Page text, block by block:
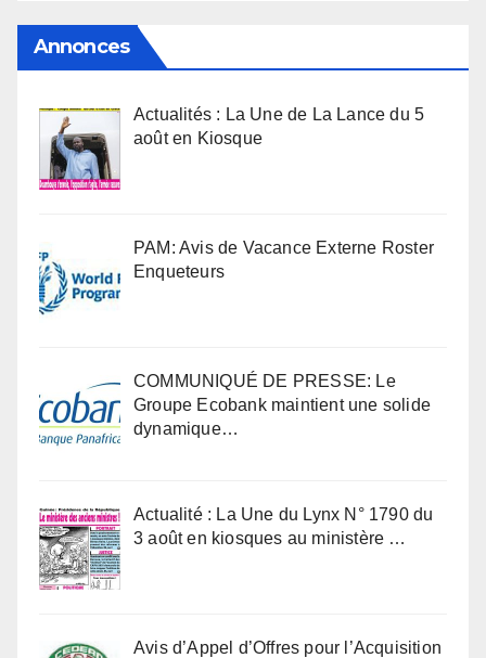
Annonces
Actualités : La Une de La Lance du 5
août en Kiosque
PAM: Avis de Vacance Externe Roster
Enqueteurs
COMMUNIQUÉ DE PRESSE: Le
Groupe Ecobank maintient une solide
dynamique…
Actualité : La Une du Lynx N° 1790 du
3 août en kiosques au ministère …
Avis d’Appel d’Offres pour l’Acquisition